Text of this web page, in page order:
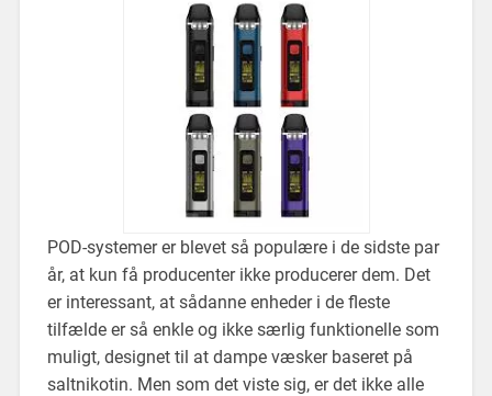
POD-systemer er blevet så populære i de sidste par
år, at kun få producenter ikke producerer dem. Det
er interessant, at sådanne enheder i de fleste
tilfælde er så enkle og ikke særlig funktionelle som
muligt, designet til at dampe væsker baseret på
saltnikotin. Men som det viste sig, er det ikke alle